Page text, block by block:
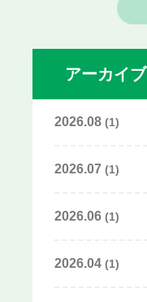
アーカイブ
2026.08(1)
2026.07(1)
2026.06(1)
2026.04(1)